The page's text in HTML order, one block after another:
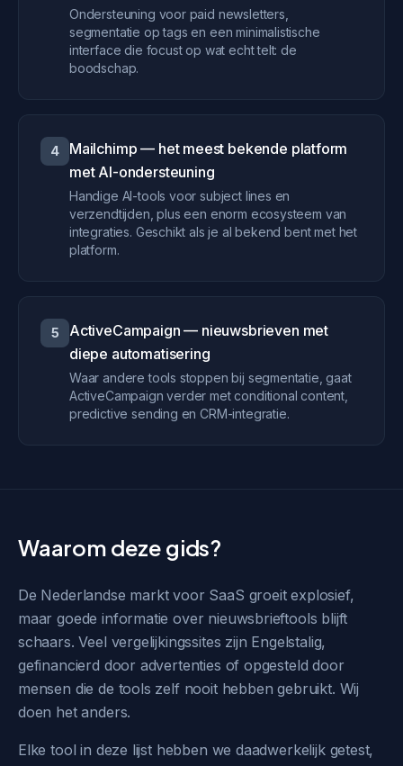
Ondersteuning voor paid newsletters,
segmentatie op tags en een minimalistische
interface die focust op wat echt telt: de
boodschap.
4
Mailchimp — het meest bekende platform
met AI-ondersteuning
Handige AI-tools voor subject lines en
verzendtijden, plus een enorm ecosysteem van
integraties. Geschikt als je al bekend bent met het
platform.
5
ActiveCampaign — nieuwsbrieven met
diepe automatisering
Waar andere tools stoppen bij segmentatie, gaat
ActiveCampaign verder met conditional content,
predictive sending en CRM-integratie.
Waarom deze gids?
De Nederlandse markt voor SaaS groeit explosief,
maar goede informatie over nieuwsbrieftools blijft
schaars. Veel vergelijkingssites zijn Engelstalig,
gefinancierd door advertenties of opgesteld door
mensen die de tools zelf nooit hebben gebruikt. Wij
doen het anders.
Elke tool in deze lijst hebben we daadwerkelijk getest,